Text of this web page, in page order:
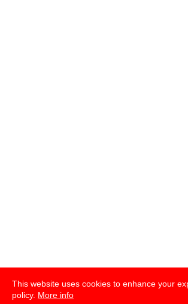
This website uses cookies to enhance your
policy. More info